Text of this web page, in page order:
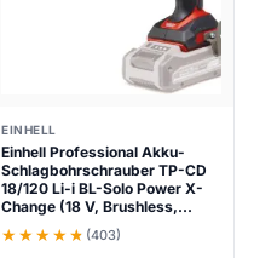
EINHELL
Einhell Professional Akku-
Schlagbohrschrauber TP-CD
18/120 Li-i BL-Solo Power X-
Change (18 V, Brushless,…
(403)